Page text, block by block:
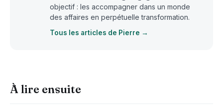
objectif : les accompagner dans un monde
des affaires en perpétuelle transformation.
Tous les articles de Pierre →
À lire ensuite